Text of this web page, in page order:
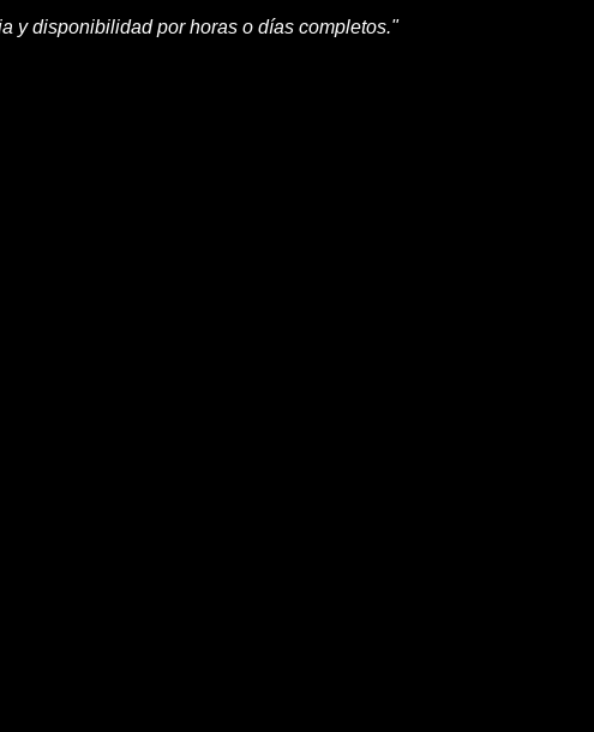
y disponibilidad por horas o días completos."